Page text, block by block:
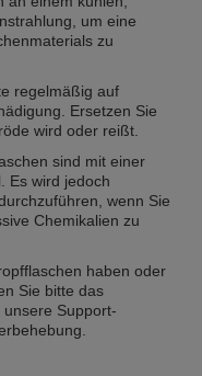
um eine
zu
regelmäßig auf
Ersetzen Sie
wird oder reißt.
sind mit einer
Es wird jedoch
wenn Sie
Chemikalien zu
haben oder
Sie bitte das
Support-